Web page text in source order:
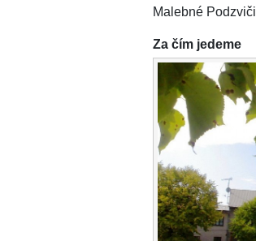
Malebné
Za čím jedeme